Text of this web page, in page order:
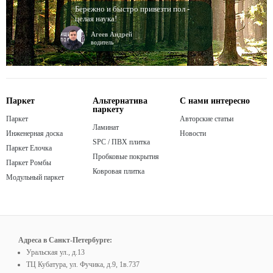
Бережно и быстро привезти пол -
целая наука!
Агеев Андрей
водитель
Паркет
Паркет
Инженерная доска
Паркет Елочка
Паркет Ромбы
Модульный паркет
Альтернатива
паркету
Ламинат
SPC / ПВХ плитка
Пробковые покрытия
Ковровая плитка
С нами интересно
Авторские статьи
Новости
Адреса в Санкт-Петербурге:
Уральская ул., д.13
ТЦ Кубатура, ул. Фучика, д.9, 1в.737